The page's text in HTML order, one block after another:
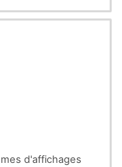
solaire ou
éolienne
d'affichages